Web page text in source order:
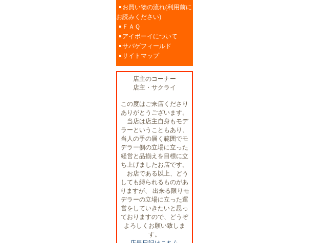
お買い物の流れ(利用前に
お読みください)
ＦＡＱ
アイボーイについて
サバゲフィールド
サイトマップ
店主のコーナー
店主・サクライ
この度はご来店くださり
ありがとうございます。
当店は店主自身もモデ
ラーということもあり、
当人の手の届く範囲でモ
デラー側の立場に立った
経営と品揃えを目標に立
ち上げましたお店です。
お店である以上、どう
しても縛られるものがあ
りますが、 出来る限りモ
デラーの立場に立った運
営をしていきたいと思っ
ておりますので、どうぞ
よろしくお願い致しま
す。